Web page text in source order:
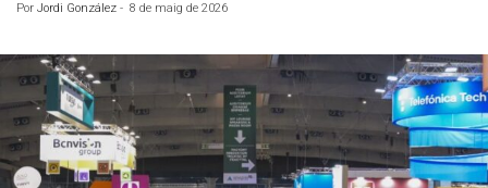
Por Jordi González - 8 de maig de 2026